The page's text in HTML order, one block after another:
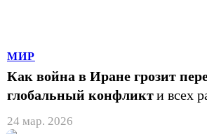
МИР
Как война в Иране грозит
глобальный конфликти всех
24 мар. 2026